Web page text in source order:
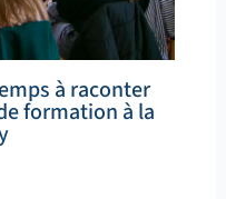
à raconter
formation à la